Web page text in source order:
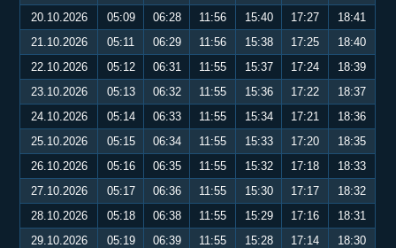
20.10.2026
05:09 06:28 11:56 15:40 17:27
18:41
21.10.2026
05:11 06:29 11:56 15:38 17:25
18:40
22.10.2026
05:12 06:31 11:55 15:37 17:24
18:39
23.10.2026
05:13 06:32 11:55 15:36 17:22
18:37
24.10.2026
05:14 06:33 11:55 15:34 17:21
18:36
25.10.2026
05:15 06:34 11:55 15:33 17:20
18:35
26.10.2026
05:16 06:35 11:55 15:32 17:18
18:33
27.10.2026
05:17 06:36 11:55 15:30 17:17
18:32
28.10.2026
05:18 06:38 11:55 15:29 17:16
18:31
29.10.2026
05:19 06:39 11:55 15:28 17:14
18:30